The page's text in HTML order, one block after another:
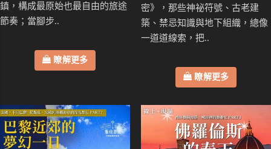
鎮，構成最原始也最自由的旅途
節奏；當腳步..
瞭解更多
密》，那些神祕符號、古老建
築、禁忌知識與地下組織，總像
一道道線索，把..
瞭解更多